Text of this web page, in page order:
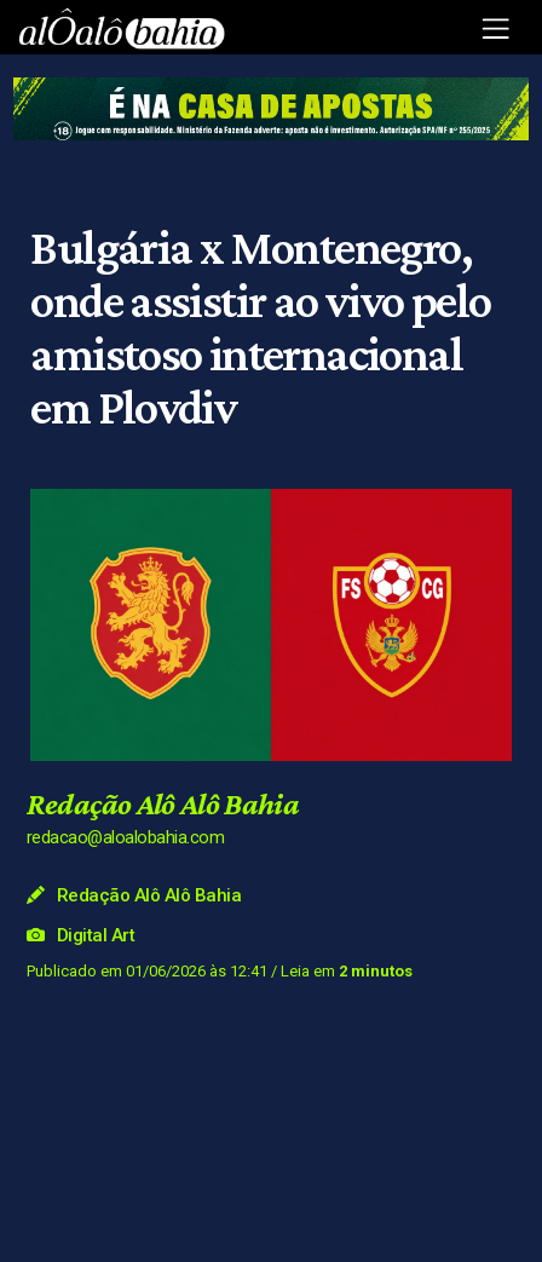
Bulgária x Montenegro,
onde assistir ao vivo pelo
amistoso internacional
em Plovdiv
Redação Alô Alô Bahia
redacao@aloalobahia.com
Redação Alô Alô Bahia
Digital Art
Publicado em 01/06/2026 às 12:41 / Leia em 2 minutos